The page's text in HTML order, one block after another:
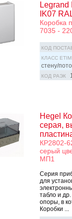
IK07
Коробка
7035 -
КОД
КЛАСС ETIM
стену/
КОД РАЭК
Hegel
серая,
КР2802-
серый
МП1
Серия
для
табло и
опоры, в
Коробки ...